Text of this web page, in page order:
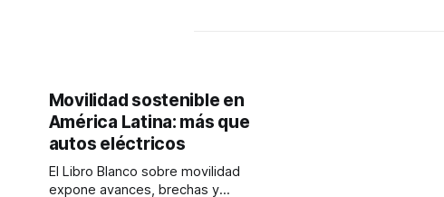
Movilidad sostenible en
América Latina: más que
autos eléctricos
El Libro Blanco sobre movilidad
expone avances, brechas y